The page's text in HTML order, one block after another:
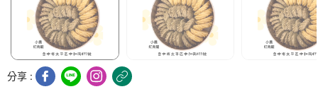
分享 :